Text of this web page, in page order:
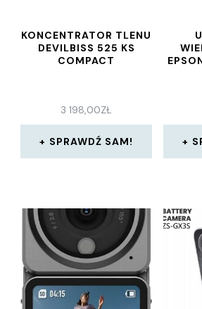
KONCENTRATOR TLENU
DEVILBISS 525 KS
COMPACT
3 198,00ZŁ
SPRAWDŹ SAM!